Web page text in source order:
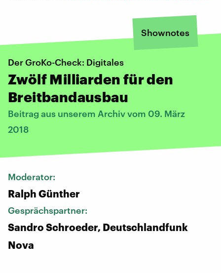
Shownotes
Der GroKo-Check: Digitales
Zwölf Milliarden für den
Breitbandausbau
Beitrag aus unserem Archiv vom 09. März
2018
Moderator:
Ralph Günther
Gesprächspartner:
Sandro Schroeder, Deutschlandfunk
Nova